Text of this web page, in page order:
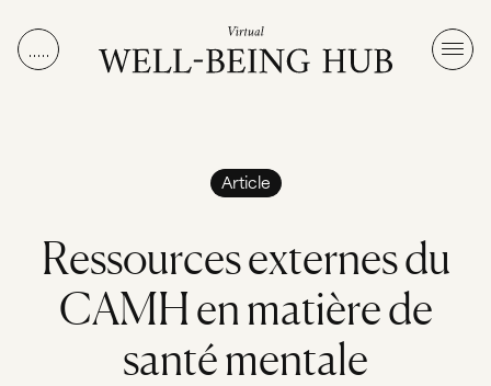
Article
Ressourcesexternesdu
CAMHenmatièrede
santémentale